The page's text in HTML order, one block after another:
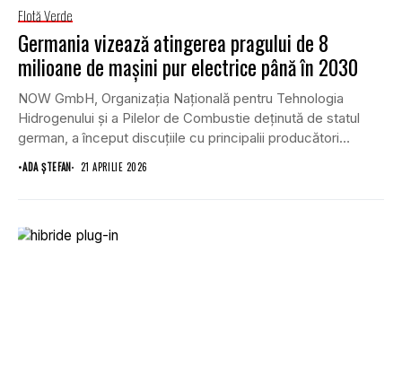
Flotă Verde
Germania vizează atingerea pragului de 8
milioane de mașini pur electrice până în 2030
NOW GmbH, Organizația Națională pentru Tehnologia
Hidrogenului și a Pilelor de Combustie deținută de statul
german, a început discuțiile cu principalii producători
locali...
•ADA ȘTEFAN 21 APRILIE 2026